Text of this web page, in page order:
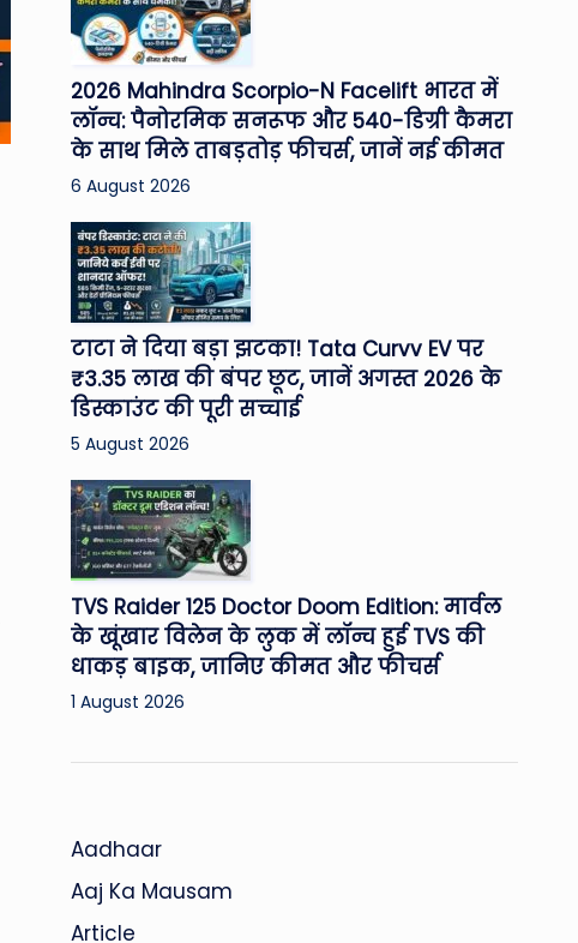
2026 Mahindra Scorpio-N Facelift भारत में
लॉन्च: पैनोरमिक सनरूफ और 540-डिग्री कैमरा
के साथ मिले ताबड़तोड़ फीचर्स, जानें नई कीमत
6 August 2026
टाटा ने दिया बड़ा झटका! Tata Curvv EV पर
₹3.35 लाख की बंपर छूट, जानें अगस्त 2026 के
डिस्काउंट की पूरी सच्चाई
5 August 2026
TVS Raider 125 Doctor Doom Edition: मार्वल
के खूंखार विलेन के लुक में लॉन्च हुई TVS की
धाकड़ बाइक, जानिए कीमत और फीचर्स
1 August 2026
Aadhaar
Aaj Ka Mausam
Article